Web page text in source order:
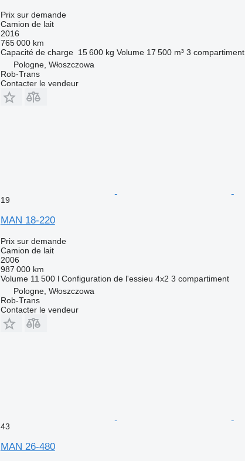
Prix sur demande
Camion de lait
2016
765 000 km
Capacité de charge 15 600 kg Volume 17 500 m³ 3 compartiment
Pologne, Włoszczowa
Rob-Trans
Contacter le vendeur
19
MAN 18-220
Prix sur demande
Camion de lait
2006
987 000 km
Volume 11 500 l Configuration de l'essieu 4x2 3 compartiment
Pologne, Włoszczowa
Rob-Trans
Contacter le vendeur
43
MAN 26-480